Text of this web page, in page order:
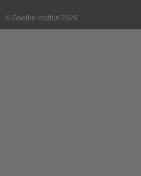
© Goethe-Institut 2026